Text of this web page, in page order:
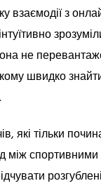
взаємодії з
не
швидко
які тільки
між